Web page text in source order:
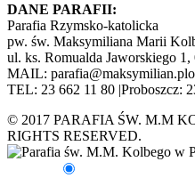
DANE PARAFII:
Parafia Rzymsko-katolicka
pw. św. Maksymiliana Marii
ul. ks. Romualda Jaworskiego 1,
MAIL:
TEL: 23 662 11 80 |Proboszcz:
© 2017 PARAFIA ŚW. M.M
RIGHTS RESERVED.